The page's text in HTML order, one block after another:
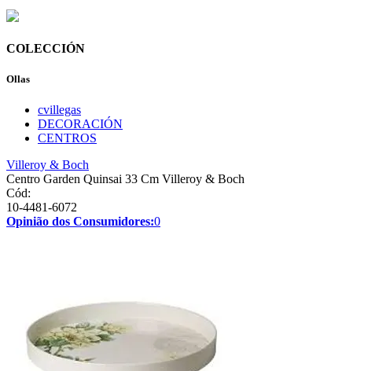
COLECCIÓN
Ollas
cvillegas
DECORACIÓN
CENTROS
Villeroy & Boch
Centro Garden Quinsai 33 Cm Villeroy & Boch
Cód:
10-4481-6072
Opinião dos Consumidores:0